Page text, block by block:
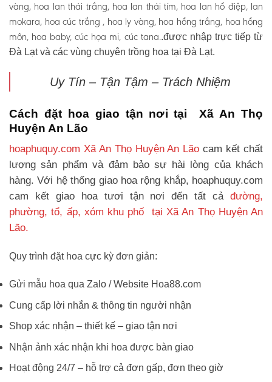
vàng, hoa lan thái trắng, hoa lan thái tím, hoa lan hồ điệp, lan
mokara, hoa cúc trắng , hoa ly vàng, hoa hồng trắng, hoa hồng
môn, hoa baby, cúc họa mi, cúc tana..được nhập trực tiếp từ
Đà Lạt và các vùng chuyên trồng hoa tại Đà Lạt.
Uy Tín – Tận Tậm – Trách Nhiệm
Cách đặt hoa giao tận nơi tại Xã An Thọ
Huyện An Lão
hoaphuquy.com Xã An Thọ Huyện An Lão cam kết chất
lượng sản phẩm và đảm bảo sự hài lòng của khách
hàng. Với hệ thống giao hoa rộng khắp, hoaphuquy.com
cam kết giao hoa tươi tận nơi đến tất cả đường,
phường, tổ, ấp, xóm khu phố tại Xã An Thọ Huyện An
Lão.
Quy trình đặt hoa cực kỳ đơn giản:
Gửi mẫu hoa qua Zalo / Website Hoa88.com
Cung cấp lời nhắn & thông tin người nhận
Shop xác nhận – thiết kế – giao tận nơi
Nhận ảnh xác nhận khi hoa được bàn giao
Hoạt động 24/7 – hỗ trợ cả đơn gấp, đơn theo giờ